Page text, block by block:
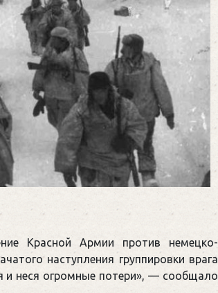
Красной Армии против немецко-
наступления группировки врага
и неся огромные потери», — сообщало